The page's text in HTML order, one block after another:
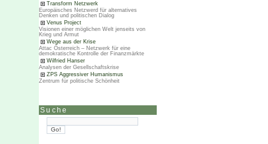
Transform Netzwerk
Europäisches Netzwerd für alternatives
Denken und politischen Dialog
Venus Project
Visionen einer möglichen Welt jenseits von
Krieg und Armut
Wege aus der Krise
Attac Österreich – Netzwerk für eine
demokratische Kontrolle der Finanzmärkte
Wilfried Hanser
Analysen der Gesellschaftskrise
ZPS Aggressiver Humanismus
Zentrum für politische Schönheit
Suche